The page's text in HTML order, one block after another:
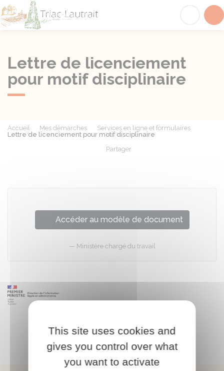
Lettre de licenciement
pour motif disciplinaire
Accueil Mes démarches
Services en ligne et formulaires
Lettre de licenciement pour motif disciplinaire
Partager
Accéder au modèle de document
Ministère chargé du travail
This site uses cookies and
gives you control over what
you want to activate